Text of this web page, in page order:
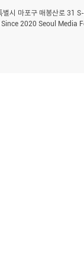
별시 마포구 매봉산로 31
2020 Seoul Media